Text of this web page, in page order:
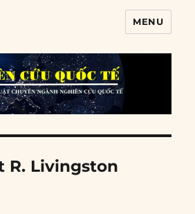
MENU
R. Livingston